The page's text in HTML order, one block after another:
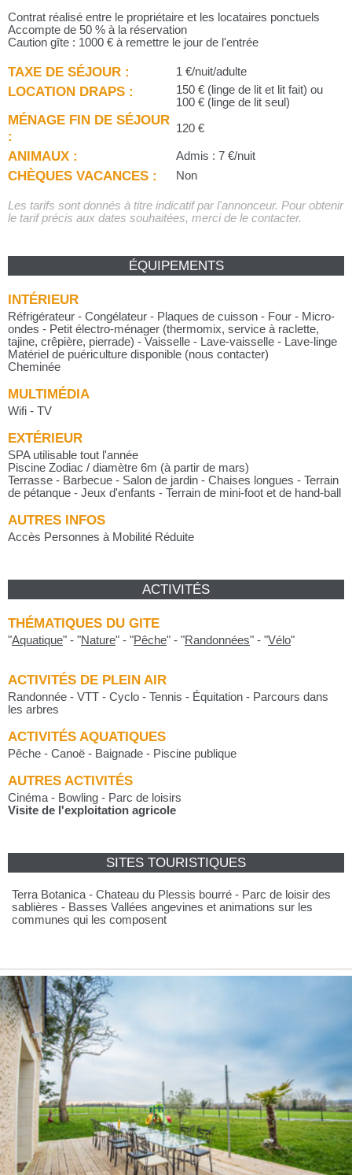
Contrat réalisé entre le propriétaire et les locataires ponctuels
Accompte de 50 % à la réservation
Caution gîte : 1000 € à remettre le jour de l'entrée
TAXE DE SÉJOUR : 1 €/nuit/adulte
LOCATION DRAPS :
150 € (linge de lit et lit fait) ou
100 € (linge de lit seul)
MÉNAGE FIN DE SÉJOUR
:
120 €
ANIMAUX : Admis : 7 €/nuit
CHÈQUES VACANCES : Non
Les tarifs sont donnés à titre indicatif par l'annonceur. Pour obtenir
le tarif précis aux dates souhaitées, merci de le contacter.
ÉQUIPEMENTS
INTÉRIEUR
Réfrigérateur - Congélateur - Plaques de cuisson - Four - Micro-
ondes - Petit électro-ménager (thermomix, service à raclette,
tajine, crêpière, pierrade) - Vaisselle - Lave-vaisselle - Lave-linge
Matériel de puériculture disponible (nous contacter)
Cheminée
MULTIMÉDIA
Wifi - TV
EXTÉRIEUR
SPA utilisable tout l'année
Piscine Zodiac / diamètre 6m (à partir de mars)
Terrasse - Barbecue - Salon de jardin - Chaises longues - Terrain
de pétanque - Jeux d'enfants - Terrain de mini-foot et de hand-ball
AUTRES INFOS
Accès Personnes à Mobilité Réduite
ACTIVITÉS
THÉMATIQUES DU GITE
"Aquatique" - "Nature" - "Pêche" - "Randonnées" - "Vélo"
ACTIVITÉS DE PLEIN AIR
Randonnée - VTT - Cyclo - Tennis - Équitation - Parcours dans
les arbres
ACTIVITÉS AQUATIQUES
Pêche - Canoë - Baignade - Piscine publique
AUTRES ACTIVITÉS
Cinéma - Bowling - Parc de loisirs
Visite de l'exploitation agricole
SITES TOURISTIQUES
Terra Botanica - Chateau du Plessis bourré - Parc de loisir des
sablières - Basses Vallées angevines et animations sur les
communes qui les composent